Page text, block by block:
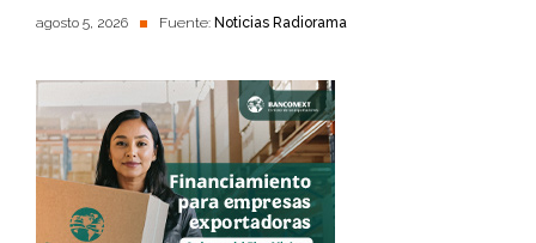
agosto 5, 2026 Fuente: Noticias Radiorama